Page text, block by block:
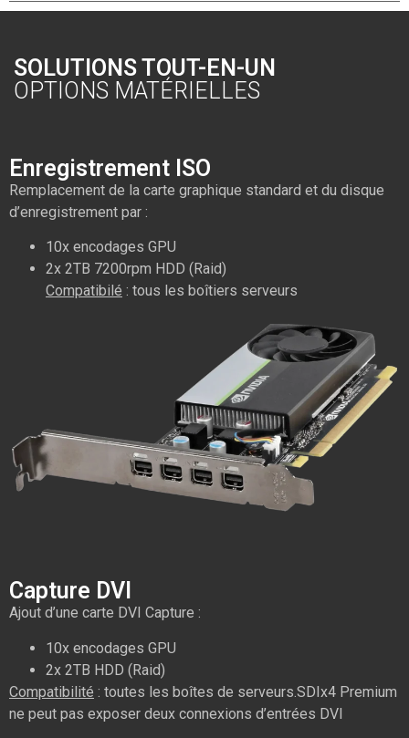
SOLUTIONS TOUT-EN-UN
OPTIONS MATÉRIELLES
Enregistrement ISO
Remplacement de la carte graphique standard et du disque
d’enregistrement par :
10x encodages GPU
2x 2TB 7200rpm HDD (Raid)
Compatibilé : tous les boîtiers serveurs
Capture DVI
Ajout d’une carte DVI Capture :
10x encodages GPU
2x 2TB HDD (Raid)
Compatibilité : toutes les boîtes de serveurs.SDIx4 Premium
ne peut pas exposer deux connexions d’entrées DVI